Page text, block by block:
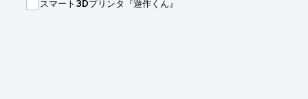
スマート3Dプリンタ『遊作くん』